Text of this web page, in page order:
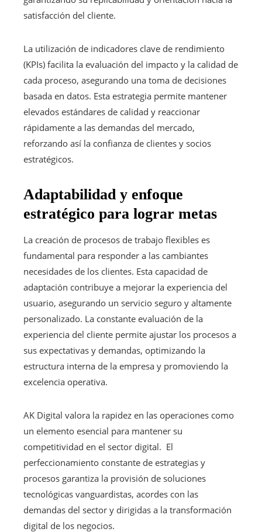
satisfacción del cliente.
La utilización de indicadores clave de rendimiento
(KPIs) facilita la evaluación del impacto y la calidad de
cada proceso, asegurando una toma de decisiones
basada en datos. Esta estrategia permite mantener
elevados estándares de calidad y reaccionar
rápidamente a las demandas del mercado,
reforzando así la confianza de clientes y socios
estratégicos.
Adaptabilidad y enfoque
estratégico para lograr metas
La creación de procesos de trabajo flexibles es
fundamental para responder a las cambiantes
necesidades de los clientes. Esta capacidad de
adaptación contribuye a mejorar la experiencia del
usuario, asegurando un servicio seguro y altamente
personalizado. La constante evaluación de la
experiencia del cliente permite ajustar los procesos a
sus expectativas y demandas, optimizando la
estructura interna de la empresa y promoviendo la
excelencia operativa.
AK Digital valora la rapidez en las operaciones como
un elemento esencial para mantener su
competitividad en el sector digital. El
perfeccionamiento constante de estrategias y
procesos garantiza la provisión de soluciones
tecnológicas vanguardistas, acordes con las
demandas del sector y dirigidas a la transformación
digital de los negocios.